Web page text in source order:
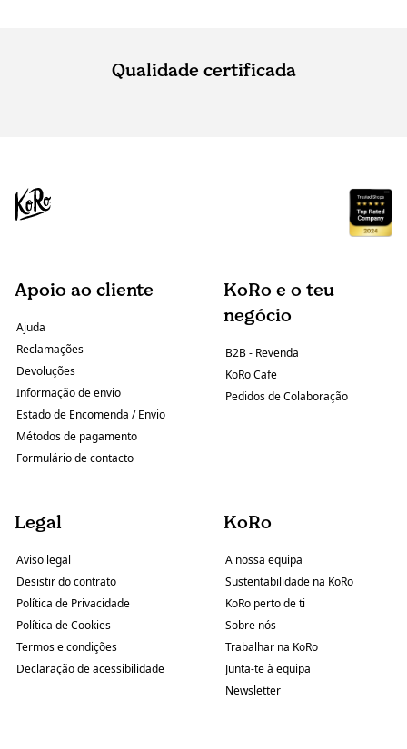
Qualidade certificada
Apoio ao cliente
Ajuda
Reclamações
Devoluções
Informação de envio
Estado de Encomenda / Envio
Métodos de pagamento
Formulário de contacto
KoRo e o teu
negócio
B2B - Revenda
KoRo Cafe
Pedidos de Colaboração
Legal
Aviso legal
Desistir do contrato
Política de Privacidade
Política de Cookies
Termos e condições
Declaração de acessibilidade
KoRo
A nossa equipa
Sustentabilidade na KoRo
KoRo perto de ti
Sobre nós
Trabalhar na KoRo
Junta-te à equipa
Newsletter